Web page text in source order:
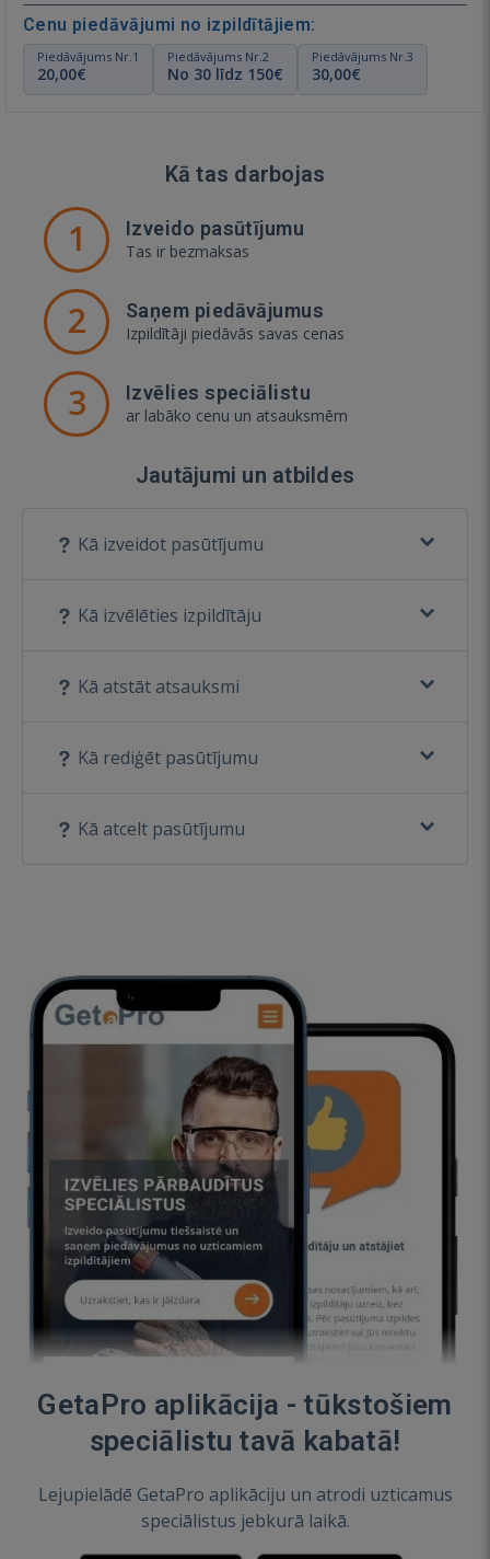
Cenu piedāvājumi no izpildītājiem:
Piedāvājums Nr.1
20,00€
Piedāvājums Nr.2
No 30 līdz 150€
Piedāvājums Nr.3
30,00€
Kā tas darbojas
1 Izveido pasūtījumu
Tas ir bezmaksas
2 Saņem piedāvājumus
Izpildītāji piedāvās savas cenas
3 Izvēlies speciālistu
ar labāko cenu un atsauksmēm
Jautājumi un atbildes
Kā izveidot pasūtījumu
Kā izvēlēties izpildītāju
Kā atstāt atsauksmi
Kā rediģēt pasūtījumu
Kā atcelt pasūtījumu
GetaPro aplikācija - tūkstošiem
speciālistu tavā kabatā!
Lejupielādē GetaPro aplikāciju un atrodi uzticamus
speciālistus jebkurā laikā.